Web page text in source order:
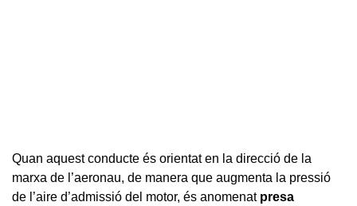
Quan aquest conducte és orientat en la direcció de la
marxa de l’aeronau, de manera que augmenta la pressió
de l’aire d’admissió del motor, és anomenat presa